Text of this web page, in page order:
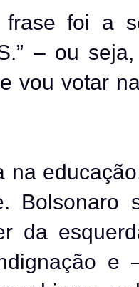
frase foi a
– ou
vou votar
na
Bolsonaro
da
e